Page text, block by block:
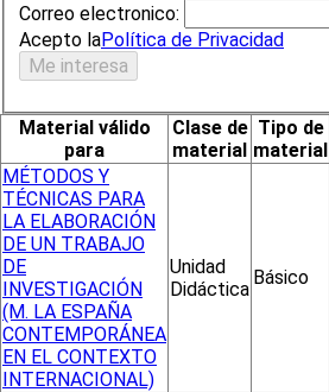
Correo electronico:
Acepto laPolítica de Privacidad
Material válido
para
Clase de
material
Tipo de
material
MÉTODOS Y
TÉCNICAS PARA
LA ELABORACIÓN
DE UN TRABAJO
DE
INVESTIGACIÓN
(M. LA ESPAÑA
CONTEMPORÁNEA
EN EL CONTEXTO
INTERNACIONAL)
Unidad
Didáctica
Básico